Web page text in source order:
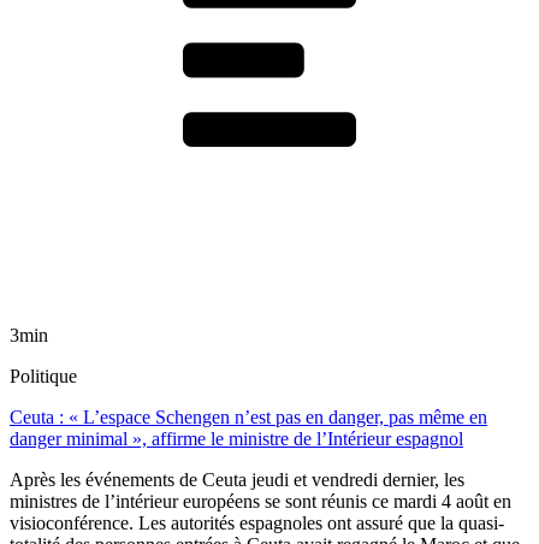
3min
Politique
Ceuta : « L’espace Schengen n’est pas en danger, pas même en
danger minimal », affirme le ministre de l’Intérieur espagnol
Après les événements de Ceuta jeudi et vendredi dernier, les
ministres de l’intérieur européens se sont réunis ce mardi 4 août en
visioconférence. Les autorités espagnoles ont assuré que la quasi-